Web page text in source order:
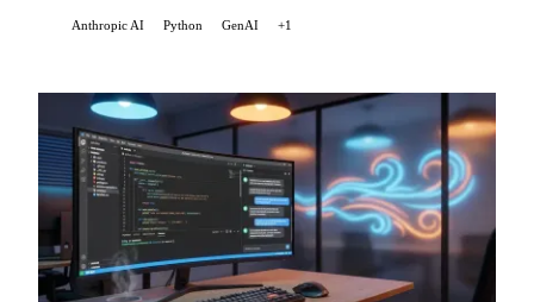
Anthropic AI Python GenAI +1